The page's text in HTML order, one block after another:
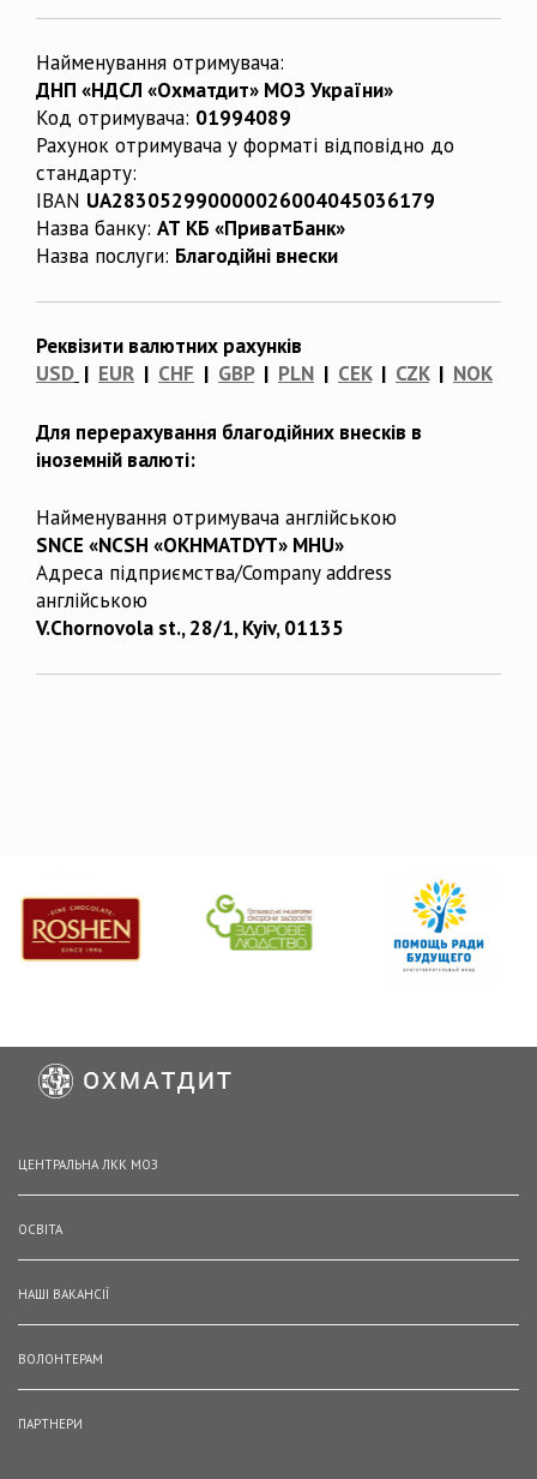
Найменування отримувача:
ДНП «НДСЛ «Охматдит» МОЗ України»
Код отримувача: 01994089
Рахунок отримувача у форматі відповідно до
стандарту:
IBAN UA283052990000026004045036179
Назва банку: АТ КБ «ПриватБанк»
Назва послуги: Благодійні внески
Реквізити валютних рахунків
USD | EUR | CHF | GBP| PLN | CEK| CZK| NOK
Для перерахування благодійних внесків в
іноземній валюті:
Найменування отримувача англійською
SNCE «NCSH «OKHMATDYT» MHU»
Адреса підприємства/Company address
англійською
V.Chornovola st., 28/1, Kyiv, 01135
ЦЕНТРАЛЬНА ЛКК МОЗ
ОСВІТА
НАШІ ВАКАНСІЇ
ВОЛОНТЕРАМ
ПАРТНЕРИ